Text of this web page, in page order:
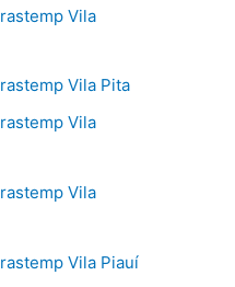
Vila
Vila Pita
Vila
Vila
Vila Piauí